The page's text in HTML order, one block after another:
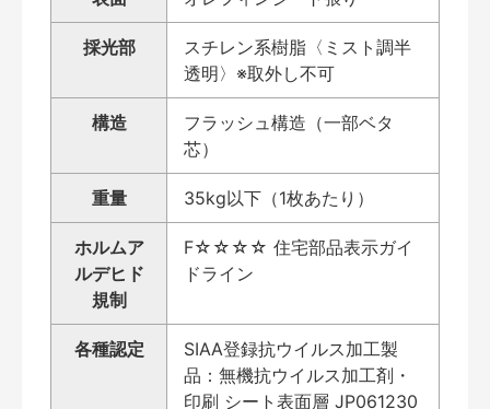
採光部
スチレン系樹脂〈ミスト調半
透明〉※取外し不可
構造
フラッシュ構造（一部ベタ
芯）
重量 35kg以下（1枚あたり）
ホルムア
ルデヒド
規制
F☆☆☆☆ 住宅部品表示ガイ
ドライン
各種認定
SIAA登録抗ウイルス加工製
品：無機抗ウイルス加工剤・
印刷 シート表面層 JP061230